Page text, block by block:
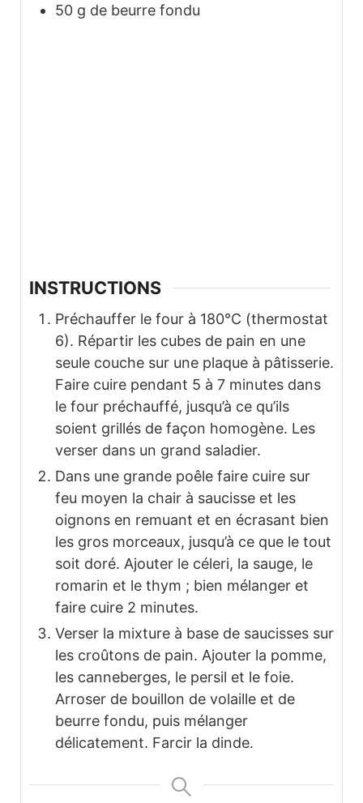
50 g de beurre fondu
INSTRUCTIONS
Préchauffer le four à 180°C (thermostat
6). Répartir les cubes de pain en une
seule couche sur une plaque à pâtisserie.
Faire cuire pendant 5 à 7 minutes dans
le four préchauffé, jusqu’à ce qu’ils
soient grillés de façon homogène. Les
verser dans un grand saladier.
Dans une grande poêle faire cuire sur
feu moyen la chair à saucisse et les
oignons en remuant et en écrasant bien
les gros morceaux, jusqu’à ce que le tout
soit doré. Ajouter le céleri, la sauge, le
romarin et le thym ; bien mélanger et
faire cuire 2 minutes.
Verser la mixture à base de saucisses sur
les croûtons de pain. Ajouter la pomme,
les canneberges, le persil et le foie.
Arroser de bouillon de volaille et de
beurre fondu, puis mélanger
délicatement. Farcir la dinde.